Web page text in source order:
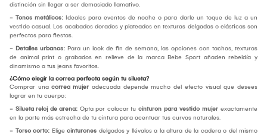
distinción sin llegar a ser demasiado llamativo.
- Tonos metálicos: Ideales para eventos de noche o para darle un toque de luz a un
vestido casual. Los acabados dorados y plateados en texturas delgadas o elásticas son
perfectos para fiestas.
- Detalles urbanos: Para un look de fin de semana, las opciones con tachas, texturas
de animal print o grabados en relieve de la marca Bebe Sport añaden rebeldía y
dinamismo a tus jeans favoritos.
¿Cómo elegir la correa perfecta según tu silueta?
Comprar una correa mujer adecuada depende mucho del efecto visual que desees
lograr en tu cuerpo:
- Silueta reloj de arena: Opta por colocar tu cinturon para vestido mujer exactamente
en la parte más estrecha de tu cintura para acentuar tus curvas naturales.
- Torso corto: Elige cinturones delgados y llévalos a la altura de la cadera o del mismo